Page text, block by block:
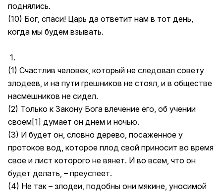
поднялись.
(10) Бог, спаси! Царь да ответит нам в тот день,
когда мы будем взывать.
1.
(1) Счастлив человек, который не следовал совету
злодеев, и на пути грешников не стоял, и в обществе
насмешников не сидел.
(2) Только к Закону Бога влечение его, об учении
своем[1] думает он днем и ночью.
(3) И будет он, словно дерево, посаженное у
протоков вод, которое плод свой приносит во время
свое и лист которого не вянет. И во всем, что он
будет делать, – преуспеет.
(4) Не так – злодеи, подобны они мякине, уносимой